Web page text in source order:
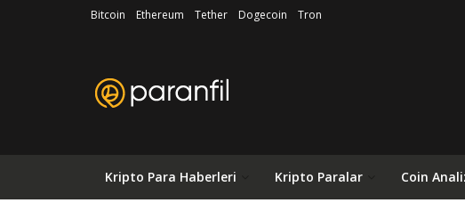
Bitcoin Ethereum Tether Dogecoin Tron
Kripto Para Haberleri Kripto Paralar Coin